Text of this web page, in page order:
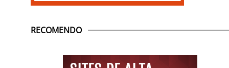
RECOMENDO